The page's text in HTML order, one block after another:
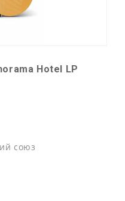
Hotel LP
союз